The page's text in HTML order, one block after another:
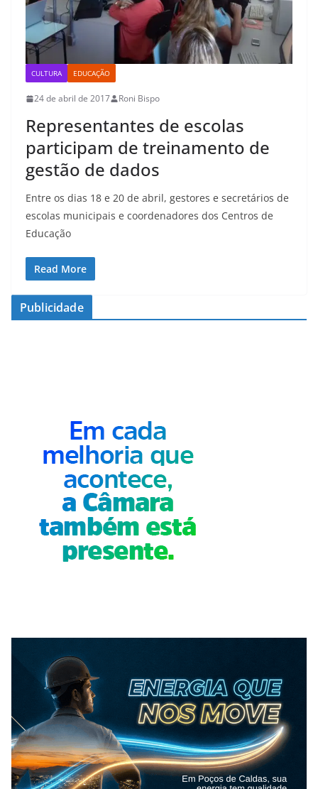
CULTURA EDUCAÇÃO
24 de abril de 2017 Roni Bispo
Representantes de escolas
participam de treinamento de
gestão de dados
Entre os dias 18 e 20 de abril, gestores e secretários de
escolas municipais e coordenadores dos Centros de
Educação
Read More
Publicidade